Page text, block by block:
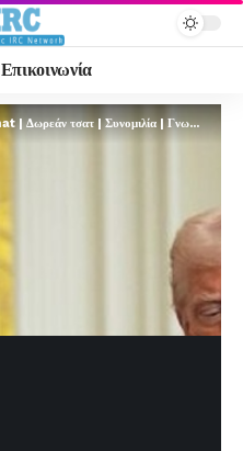
Επικοινωνία
mIRC Hellas Chat - IRC Greek Chat | Δωρεάν τσατ | Συνομιλία | Γνωριμίες | FREE